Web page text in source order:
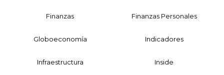
Finanzas Finanzas Personales
Globoeconomía Indicadores
Infraestructura Inside